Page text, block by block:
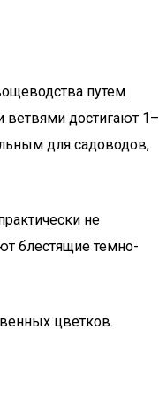
путем
ветвями достигают 1–
для садоводов,
не
блестящие темно-
цветков.